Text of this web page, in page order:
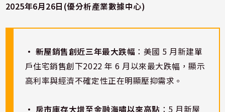
2025年6月26日(優分析產業數據中心)
• 新屋銷售創近三年最大跌幅 ：美國 5 月新建單
戶住宅銷售創下2022 年 6 月以來最大跌幅，顯示
高利率與經濟不確定性正在明顯壓抑需求。
• 房市庫存大增至金融海嘯以來高點 ：5 月新屋